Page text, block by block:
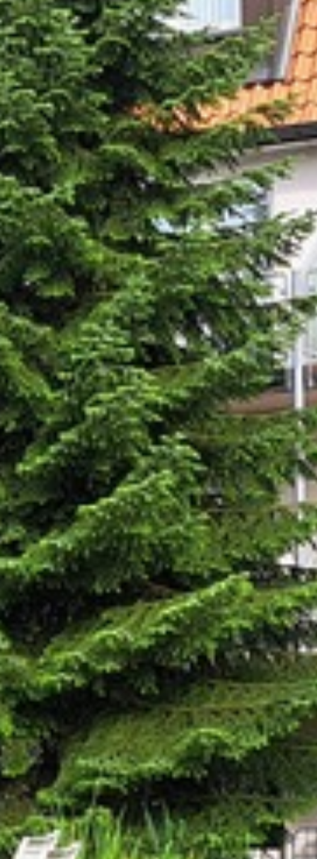
HOTEL
Über uns
Bewertungen
ZIMMER
Economy
Standard
Komfort
Appartements
RESTAURANT
TAGUNGEN
AKTIV URLAUB